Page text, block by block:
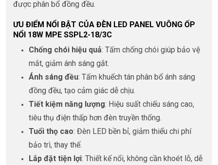
được phân bổ đồng đều.
ƯU ĐIỂM NỔI BẬT CỦA ĐÈN LED PANEL VUÔNG ỐP
NỔI 18W MPE SSPL2-18/3C
Chống chói hiệu quả: Tấm chống chói giúp bảo vệ
mắt, giảm ánh sáng gắt.
Ánh sáng đều: Tấm khuếch tán phân bổ ánh sáng
đồng đều, tạo cảm giác dễ chịu.
Tiết kiệm năng lượng: Hiệu suất chiếu sáng cao,
tiêu thụ điện thấp hơn đèn truyền thống.
Tuổi thọ cao: Đèn LED bền bỉ, giảm thiểu chi phí
bảo trì, thay thế.
Lắp đặt tiện lợi: Thiết kế nổi, không cần khoét lỗ, dễ